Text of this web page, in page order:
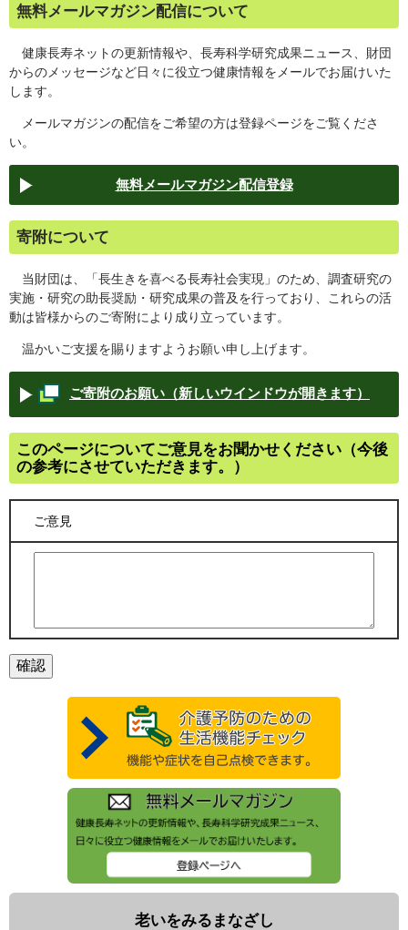
無料メールマガジン配信について
健康長寿ネットの更新情報や、長寿科学研究成果ニュース、財団
からのメッセージなど日々に役立つ健康情報をメールでお届けいた
します。
メールマガジンの配信をご希望の方は登録ページをご覧くださ
い。
無料メールマガジン配信登録
寄附について
当財団は、「長生きを喜べる長寿社会実現」のため、調査研究の
実施・研究の助長奨励・研究成果の普及を行っており、これらの活
動は皆様からのご寄附により成り立っています。
温かいご支援を賜りますようお願い申し上げます。
ご寄附のお願い（新しいウインドウが開きます）
このページについてご意見をお聞かせください（今後
の参考にさせていただきます。）
ご意見
老いをみるまなざし